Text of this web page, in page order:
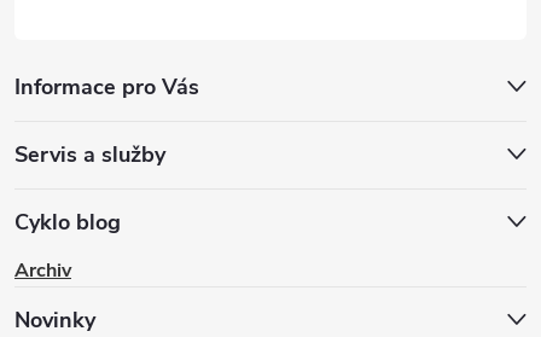
Informace pro Vás
Servis a služby
Cyklo blog
Archiv
Novinky